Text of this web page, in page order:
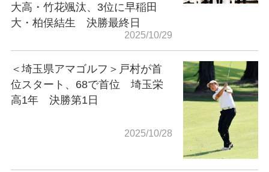
大高・竹花颯汰、3位に早稲田
大・柏俣結生 決勝最終日
2025/10/29
＜埼玉県アマゴルフ＞戸村が首
位スタート、68で首位 埼玉栄
高1年 決勝第1日
2025/10/28